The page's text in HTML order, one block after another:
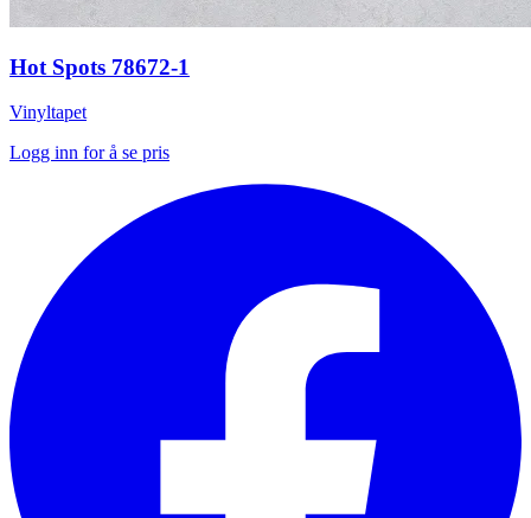
Hot Spots 78672-1
Vinyltapet
Logg inn for å se pris